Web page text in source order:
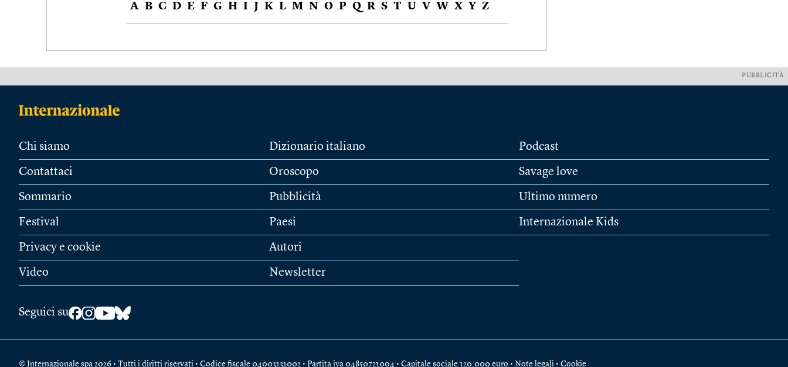
A B C D E F G H I J K L M N O P Q R S T U V W X Y Z
PUBBLICITÀ
Chi siamo
Contattaci
Sommario
Festival
Privacy e cookie
Video
Dizionario italiano
Oroscopo
Pubblicità
Paesi
Autori
Newsletter
Podcast
Savage love
Ultimo numero
Internazionale Kids
Seguici su
© Internazionale spa 2026 • Tutti i diritti riservati • Codice fiscale 04003131002 • Partita iva 04850721004 • Capitale sociale 120.000 euro • Note legali • Cookie